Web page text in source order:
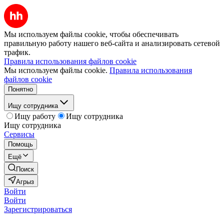
Мы используем файлы cookie, чтобы обеспечивать
правильную работу нашего веб-сайта и анализировать сетевой
трафик.
Правила использования файлов cookie
Мы используем файлы cookie. Правила использования
файлов cookie
Понятно
Ищу сотрудника
Ищу работу
Ищу сотрудника
Ищу сотрудника
Сервисы
Помощь
Ещё
Поиск
Агрыз
Войти
Войти
Зарегистрироваться